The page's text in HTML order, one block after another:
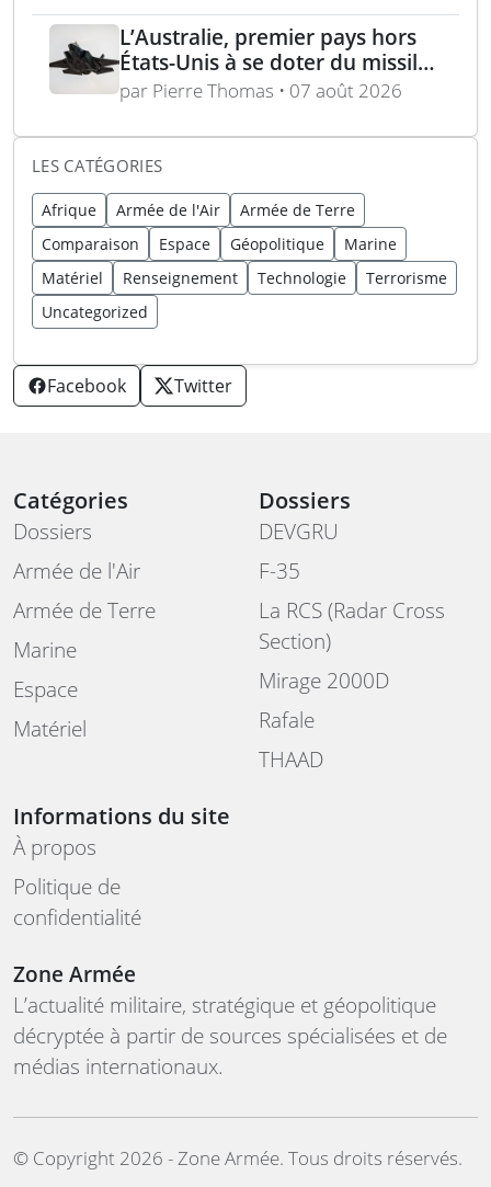
L’Australie, premier pays hors
États-Unis à se doter du missile
AIM-260 JATM
par Pierre Thomas • 07 août 2026
LES CATÉGORIES
Afrique Armée de l'Air
Armée de Terre
Comparaison
Espace Géopolitique
Marine
Matériel
Renseignement Technologie
Terrorisme
Uncategorized
Facebook Twitter
Catégories
Dossiers
Armée de l'Air
Armée de Terre
Marine
Espace
Matériel
Dossiers
DEVGRU
F-35
La RCS (Radar Cross
Section)
Mirage 2000D
Rafale
THAAD
Informations du site
À propos
Politique de
confidentialité
Zone Armée
L’actualité militaire, stratégique et géopolitique
décryptée à partir de sources spécialisées et de
médias internationaux.
©️ Copyright 2026 - Zone Armée. Tous droits réservés.